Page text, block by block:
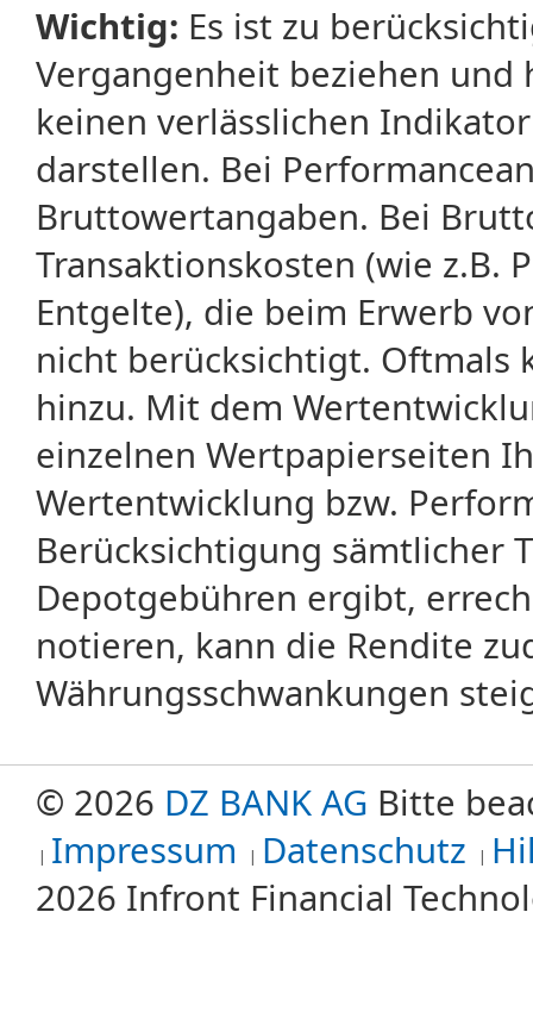
Wichtig: Es ist zu
Vergangenheit beziehen
keinen verlässlichen
darstellen. Bei
Bruttowertangaben. Bei
Transaktionskosten (wie z.B.
Entgelte), die beim Erwerb
nicht berücksichtigt. Oftmals
hinzu. Mit dem
einzelnen Wertpapierseiten
Wertentwicklung bzw.
Berücksichtigung sämtlicher
Depotgebühren ergibt,
notieren, kann die Rendite
Währungsschwankungen
© 2026 DZ BANK AG Bitte
Impressum
Datenschutz
2026 Infront Financial